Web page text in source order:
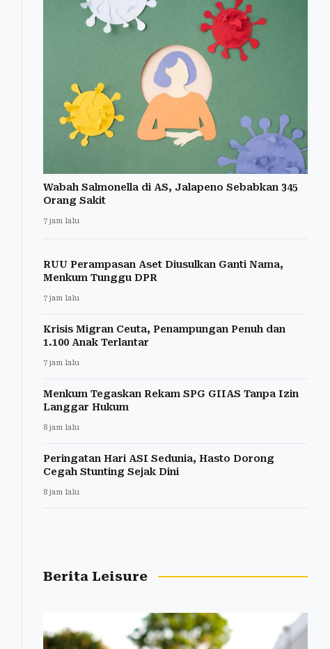
Wabah Salmonella di AS, Jalapeno Sebabkan 345
Orang Sakit
7 jam lalu
RUU Perampasan Aset Diusulkan Ganti Nama,
Menkum Tunggu DPR
7 jam lalu
Krisis Migran Ceuta, Penampungan Penuh dan
1.100 Anak Terlantar
7 jam lalu
Menkum Tegaskan Rekam SPG GIIAS Tanpa Izin
Langgar Hukum
8 jam lalu
Peringatan Hari ASI Sedunia, Hasto Dorong
Cegah Stunting Sejak Dini
8 jam lalu
Berita Leisure